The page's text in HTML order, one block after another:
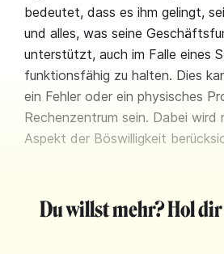
bedeutet, dass es ihm gelingt,
und alles, was seine
unterstützt, auch im Falle eines
funktionsfähig zu halten. Dies
ein Fehler oder ein physisches
Rechenzentrum sein. Dabei wird
Aspekt der Böswilligkeit
Du willst mehr? Hol